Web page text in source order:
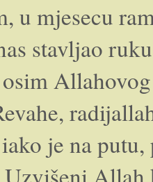
u mjesecu
stavljao
je na
Allah